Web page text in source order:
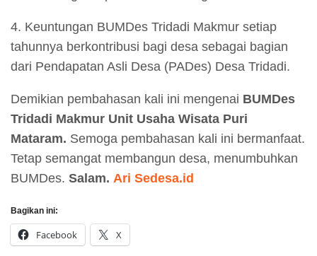
4. Keuntungan BUMDes Tridadi Makmur setiap
tahunnya berkontribusi bagi desa sebagai bagian
dari Pendapatan Asli Desa (PADes) Desa Tridadi.
Demikian pembahasan kali ini mengenai BUMDes
Tridadi Makmur Unit Usaha Wisata Puri
Mataram. Semoga pembahasan kali ini bermanfaat.
Tetap semangat membangun desa, menumbuhkan
BUMDes. Salam. Ari Sedesa.id
Bagikan ini:
Facebook X